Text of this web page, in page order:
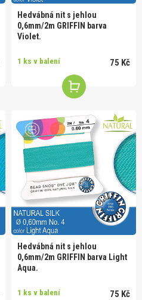
Hedvábná nit s jehlou
0,6mm/2m GRIFFIN barva
Violet.
1 ks v balení 75 Kč
Hedvábná nit s jehlou
0,6mm/2m GRIFFIN barva Light
Aqua.
1 ks v balení 75 Kč